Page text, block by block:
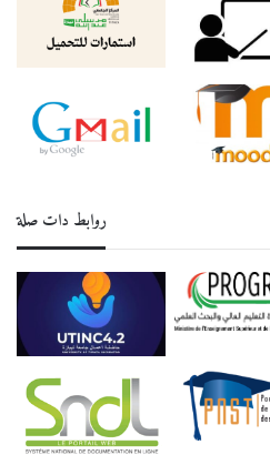
روابط دات صلة